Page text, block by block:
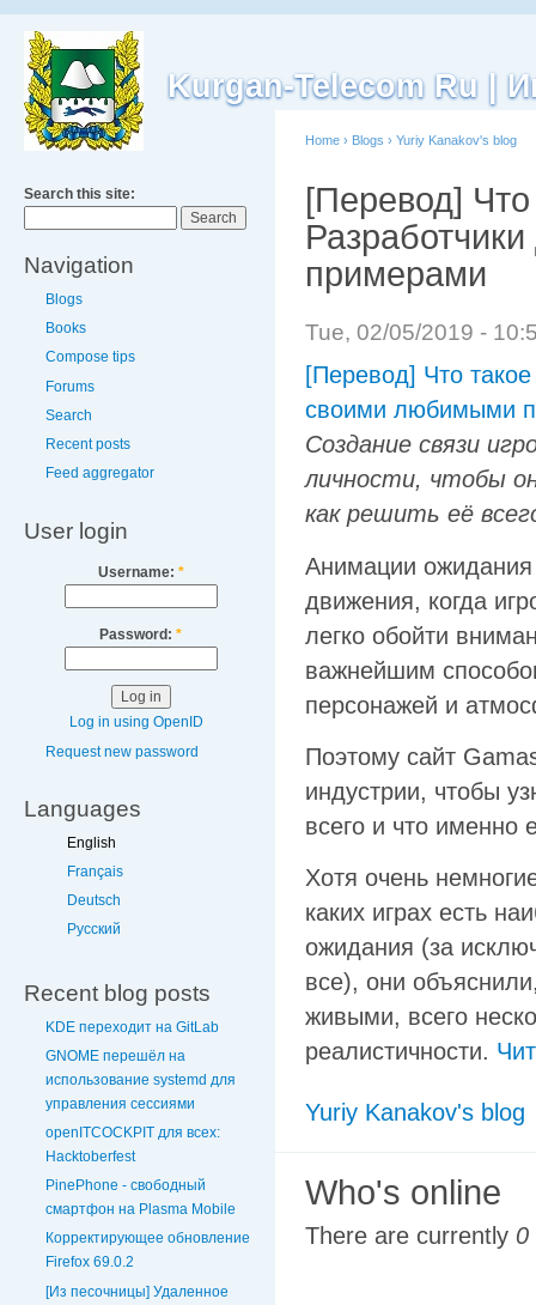
Kurgan-Telecom Ru |
Search this site:
Navigation
Blogs
Books
Compose tips
Forums
Search
Recent posts
Feed aggregator
User login
Username: *
Password: *
Log in using OpenID
Request new password
Languages
English
Français
Deutsch
Русский
Recent blog posts
KDE переходит на GitLab
GNOME перешёл на
использование systemd для
управления сессиями
openITCOCKPIT для всех:
Hacktoberfest
PinePhone - свободный
смартфон на Plasma Mobile
Корректирующее обновление
Firefox 69.0.2
[Из песочницы] Удаленное
Home › Blogs › Yuriy Kanakov's blog
[Перевод]
примерами
Tue, 02/05/2019 -
[Перевод] Что
своими любимыми
Создание связи
личности, чтобы
как решить её
Анимации
движения, когда
легко обойти
важнейшим
персонажей и
Поэтому сайт
индустрии, чтобы
всего и что именно
Хотя очень
каких играх есть
ожидания (за
все), они
живыми, всего
реалистичности.
Yuriy Kanakov's blog
Who's online
There are currently 0